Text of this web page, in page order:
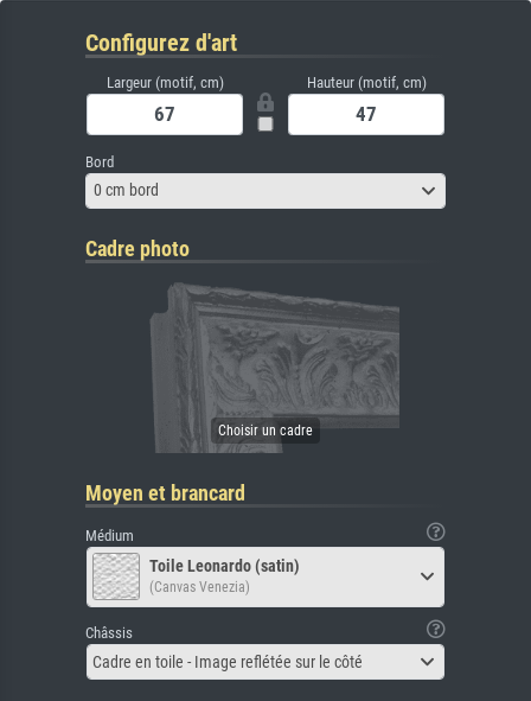
Configurez d'art
Largeur (motif, cm) Hauteur (motif, cm)
Bord
0 cm bord
Cadre photo
Moyen et brancard
Médium
Toile Leonardo (satin)
(Canvas Venezia)
Châssis
Cadre en toile - Image reflétée sur le côté